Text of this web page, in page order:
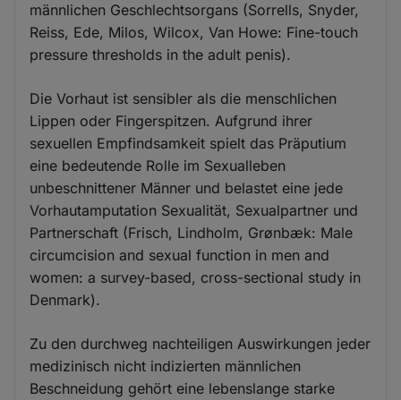
männlichen Geschlechtsorgans (Sorrells, Snyder,
Reiss, Ede, Milos, Wilcox, Van Howe: Fine-touch
pressure thresholds in the adult penis).
Die Vorhaut ist sensibler als die menschlichen
Lippen oder Fingerspitzen. Aufgrund ihrer
sexuellen Empfindsamkeit spielt das Präputium
eine bedeutende Rolle im Sexualleben
unbeschnittener Männer und belastet eine jede
Vorhautamputation Sexualität, Sexualpartner und
Partnerschaft (Frisch, Lindholm, Grønbæk: Male
circumcision and sexual function in men and
women: a survey-based, cross-sectional study in
Denmark).
Zu den durchweg nachteiligen Auswirkungen jeder
medizinisch nicht indizierten männlichen
Beschneidung gehört eine lebenslange starke